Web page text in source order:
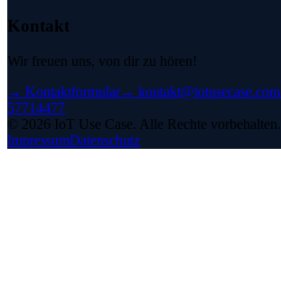
Kontakt
Wir freuen uns, von dir zu hören!
→ Kontaktformular→ kontakt@iotusecase.com
57714477
© 2026 IoT Use Case. Alle Rechte vorbehalten.
ImpressumDatenschutz